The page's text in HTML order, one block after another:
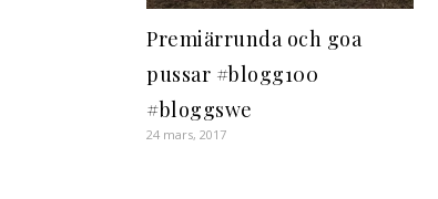
Premiärrunda och goa
pussar #blogg100
#bloggswe
24 mars, 2017